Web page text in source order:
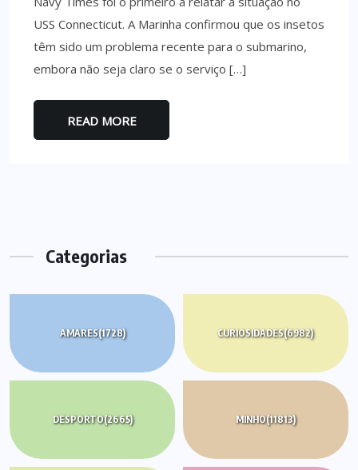
USS Connecticut. A Marinha confirmou que os insetos
têm sido um problema recente para o submarino,
embora não seja claro se o serviço […]
READ MORE
Categorias
AMARES(1728) CURIOSIDADES(6982)
DESPORTO(2665) MINHO(11813)